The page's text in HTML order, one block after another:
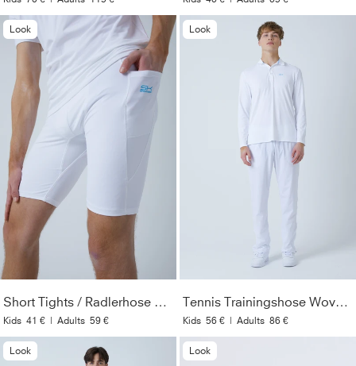
Look
Short Tights / Radlerhose mit Taschen, weiß
Kids 41 € | Adults 59 €
Look
Tennis Trainingshose Woven, weiß
Kids 56 € | Adults 86 €
Look Look